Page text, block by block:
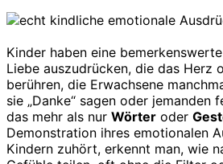
Kinder haben eine
Liebe auszudrücken, die das Herz
berühren, die Erwachsene
sie „Danke“ sagen oder jemanden
das mehr als nur Wörter oder
Demonstration ihres emotionalen
Kindern zuhört, erkennt man, wie